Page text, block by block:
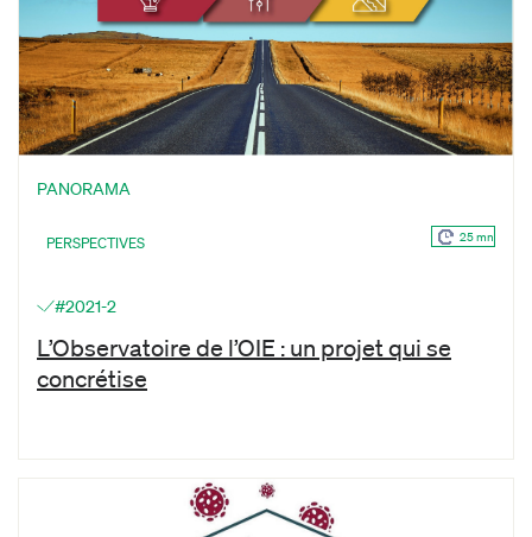
PANORAMA
PERSPECTIVES 25 mn
#2021-2
L’Observatoire de l’OIE : un projet qui se
concrétise